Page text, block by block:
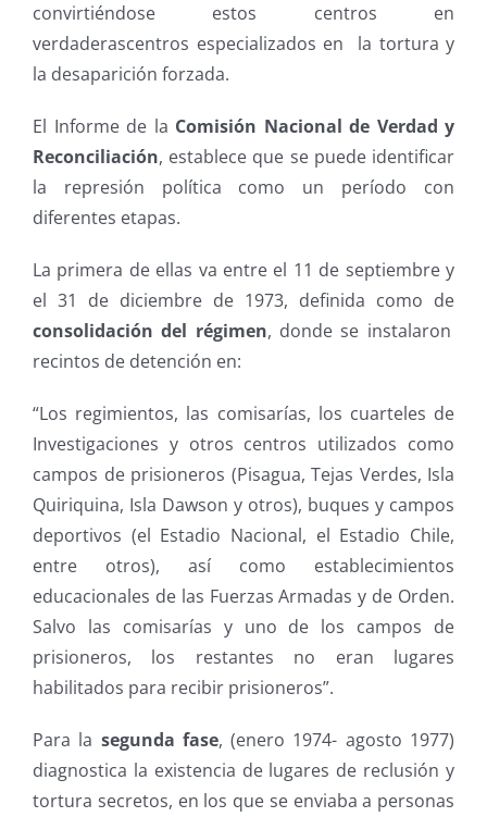
convirtiéndose estos centros en
verdaderascentros especializados en la tortura y
la desaparición forzada.
El Informe de la Comisión Nacional de Verdad y
Reconciliación, establece que se puede identificar
la represión política como un período con
diferentes etapas.
La primera de ellas va entre el 11 de septiembre y
el 31 de diciembre de 1973, definida como de
consolidación del régimen, donde se instalaron
recintos de detención en:
“Los regimientos, las comisarías, los cuarteles de
Investigaciones y otros centros utilizados como
campos de prisioneros (Pisagua, Tejas Verdes, Isla
Quiriquina, Isla Dawson y otros), buques y campos
deportivos (el Estadio Nacional, el Estadio Chile,
entre otros), así como establecimientos
educacionales de las Fuerzas Armadas y de Orden.
Salvo las comisarías y uno de los campos de
prisioneros, los restantes no eran lugares
habilitados para recibir prisioneros”.
Para la segunda fase, (enero 1974- agosto 1977)
diagnostica la existencia de lugares de reclusión y
tortura secretos, en los que se enviaba a personas